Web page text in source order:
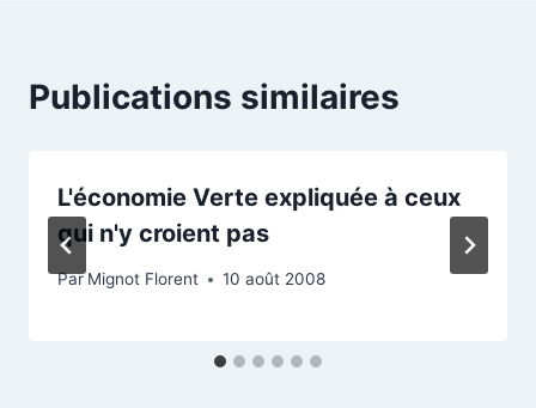
Publications similaires
L'économie Verte expliquée à ceux
qui n'y croient pas
Par Mignot Florent 10 août 2008